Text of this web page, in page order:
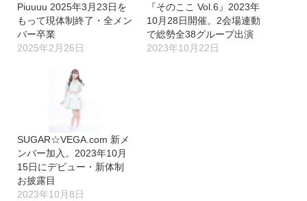
Piuuuu 2025年3月23日を
もって現体制終了・全メン
バー卒業
2025年2月26日
『そのここ Vol.6』2023年
10月28日開催。2会場連動
で総勢全38グループ出演
2023年10月22日
SUGAR☆VEGA.com 新メ
ンバー加入。2023年10月
15日にデビュー・新体制
お披露目
2023年10月8日